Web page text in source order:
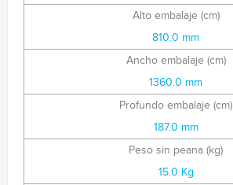
Alto embalaje (cm)
810.0 mm
Ancho embalaje (cm)
1360.0 mm
Profundo embalaje (cm)
187.0 mm
Peso sin peana (kg)
15.0 Kg